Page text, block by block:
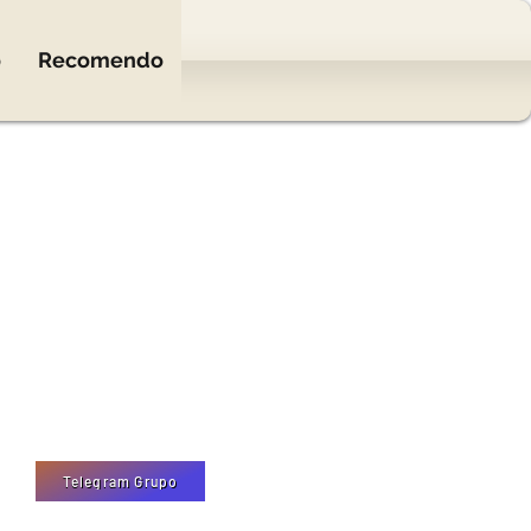
Recomendo
Telegram Grupo